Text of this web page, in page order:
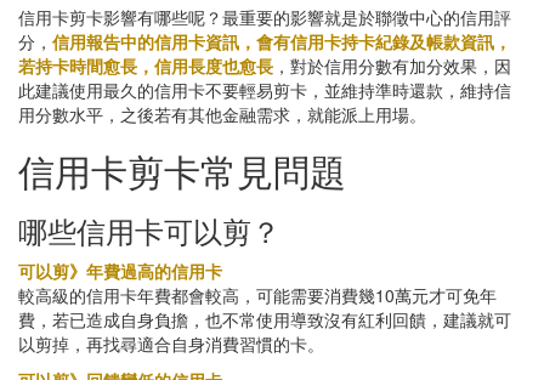
信用卡剪卡影響有哪些呢？最重要的影響就是於聯徵中心的信用評
分， 信用報告中的信用卡資訊，會有信用卡持卡紀錄及帳款資訊，
若持卡時間愈長，信用長度也愈長 ，對於信用分數有加分效果，因
此建議使用最久的信用卡不要輕易剪卡，並維持準時還款，維持信
用分數水平，之後若有其他金融需求，就能派上用場。
信用卡剪卡常見問題
哪些信用卡可以剪？
可以剪》年費過高的信用卡
較高級的信用卡年費都會較高，可能需要消費幾10萬元才可免年
費，若已造成自身負擔，也不常使用導致沒有紅利回饋，建議就可
以剪掉，再找尋適合自身消費習慣的卡。